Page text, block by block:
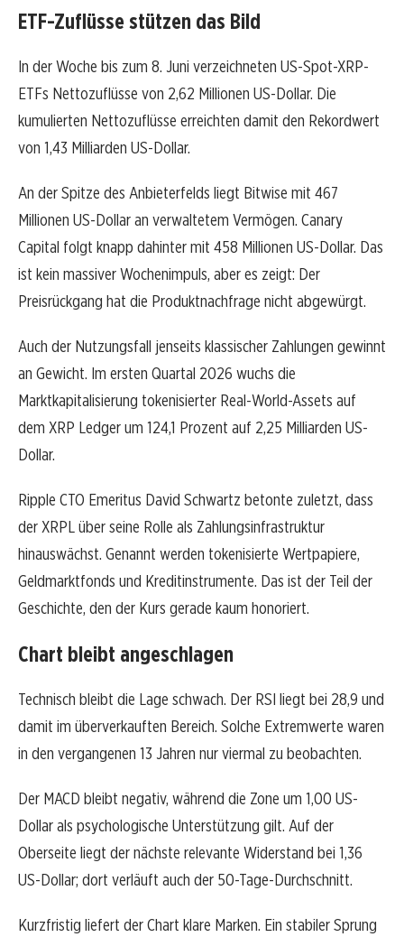
ETF-Zuflüsse stützen das Bild
In der Woche bis zum 8. Juni verzeichneten US-Spot-XRP-
ETFs Nettozuflüsse von 2,62 Millionen US-Dollar. Die
kumulierten Nettozuflüsse erreichten damit den Rekordwert
von 1,43 Milliarden US-Dollar.
An der Spitze des Anbieterfelds liegt Bitwise mit 467
Millionen US-Dollar an verwaltetem Vermögen. Canary
Capital folgt knapp dahinter mit 458 Millionen US-Dollar. Das
ist kein massiver Wochenimpuls, aber es zeigt: Der
Preisrückgang hat die Produktnachfrage nicht abgewürgt.
Auch der Nutzungsfall jenseits klassischer Zahlungen gewinnt
an Gewicht. Im ersten Quartal 2026 wuchs die
Marktkapitalisierung tokenisierter Real-World-Assets auf
dem XRP Ledger um 124,1 Prozent auf 2,25 Milliarden US-
Dollar.
Ripple CTO Emeritus David Schwartz betonte zuletzt, dass
der XRPL über seine Rolle als Zahlungsinfrastruktur
hinauswächst. Genannt werden tokenisierte Wertpapiere,
Geldmarktfonds und Kreditinstrumente. Das ist der Teil der
Geschichte, den der Kurs gerade kaum honoriert.
Chart bleibt angeschlagen
Technisch bleibt die Lage schwach. Der RSI liegt bei 28,9 und
damit im überverkauften Bereich. Solche Extremwerte waren
in den vergangenen 13 Jahren nur viermal zu beobachten.
Der MACD bleibt negativ, während die Zone um 1,00 US-
Dollar als psychologische Unterstützung gilt. Auf der
Oberseite liegt der nächste relevante Widerstand bei 1,36
US-Dollar; dort verläuft auch der 50-Tage-Durchschnitt.
Kurzfristig liefert der Chart klare Marken. Ein stabiler Sprung